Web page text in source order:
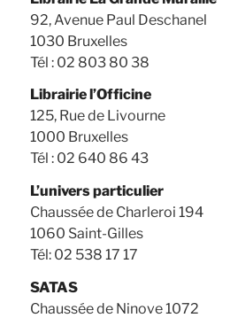
92, Avenue Paul Deschanel
1030 Bruxelles
Tél : 02 803 80 38
Librairie l’Officine
125, Rue de Livourne
1000 Bruxelles
Tél : 02 640 86 43
L’univers particulier
Chaussée de Charleroi 194
1060 Saint-Gilles
Tél: 02 538 17 17
SATAS
Chaussée de Ninove 1072